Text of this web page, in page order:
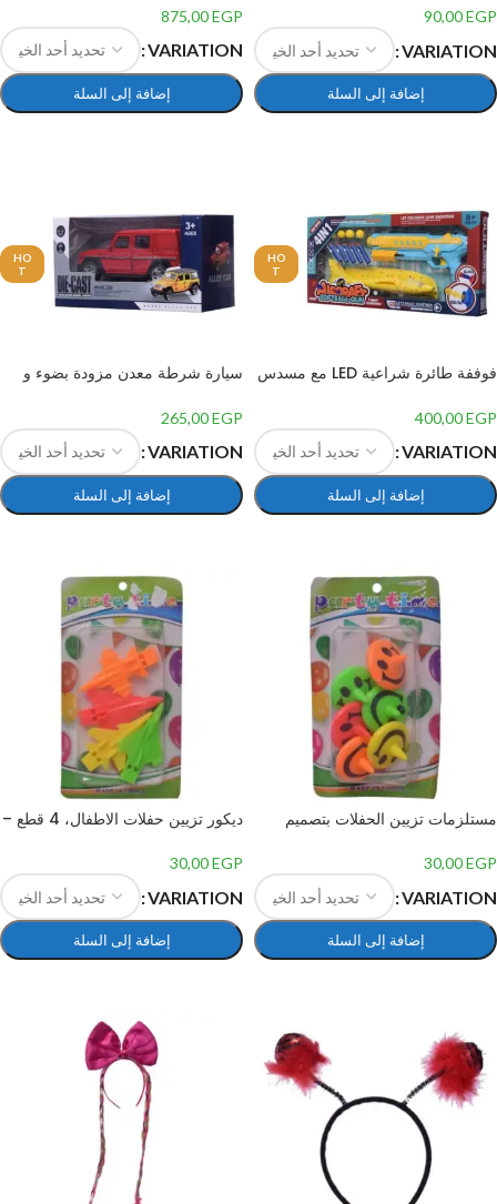
90,00EGP
VARIATION
إضافة إلى السلة
875,00EGP
VARIATION
إضافة إلى السلة
HO
T
فوففة طائرة شراعية LED مع مسدس
شراعية من الفوم RC-220
400,00EGP
VARIATION
إضافة إلى السلة
HO
T
سيارة شرطة معدن مزودة بضوء و
265,00EGP
VARIATION
إضافة إلى السلة
مستلزمات تزيين الحفلات بتصميم
30,00EGP
VARIATION
إضافة إلى السلة
ديكور تزيين حفلات الاطفال، 4 قطع –
30,00EGP
VARIATION
إضافة إلى السلة